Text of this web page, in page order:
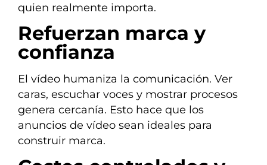
quien realmente importa.
Refuerzan marca y
confianza
El vídeo humaniza la comunicación. Ver
caras, escuchar voces y mostrar procesos
genera cercanía. Esto hace que los
anuncios de vídeo sean ideales para
construir marca.